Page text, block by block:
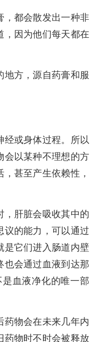
，都会散发出一种非
，因为他们每天都在
地方，源自药膏和服
经或身体过程。所以
会以某种不理想的方
甚至产生依赖性，
，肝脏会吸收其中的
议的能力，可以通过
是它们进入肠道内壁
也会通过血液到达那
血液净化的唯一部
药物会在未来几年内
药物时不时会被释放